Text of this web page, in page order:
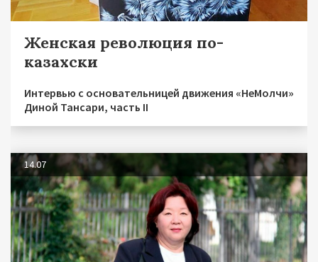
Женская революция по-
казахски
Интервью с основательницей движения «НеМолчи»
Диной Тансари, часть II
14.07